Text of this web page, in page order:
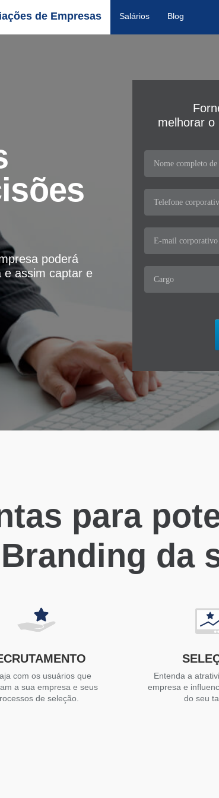
de Empresas Salários Blog
poderá
e assim captar e
melhorar o
para
da
com os usuários que
a sua empresa e seus
de seleção.
Entenda a
empresa e
do seu